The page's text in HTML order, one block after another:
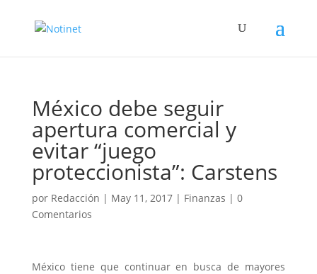
México debe seguir
apertura comercial y
evitar “juego
proteccionista”: Carstens
por Redacción | May 11, 2017| Finanzas | 0
Comentarios
México tiene que continuar en busca de mayores